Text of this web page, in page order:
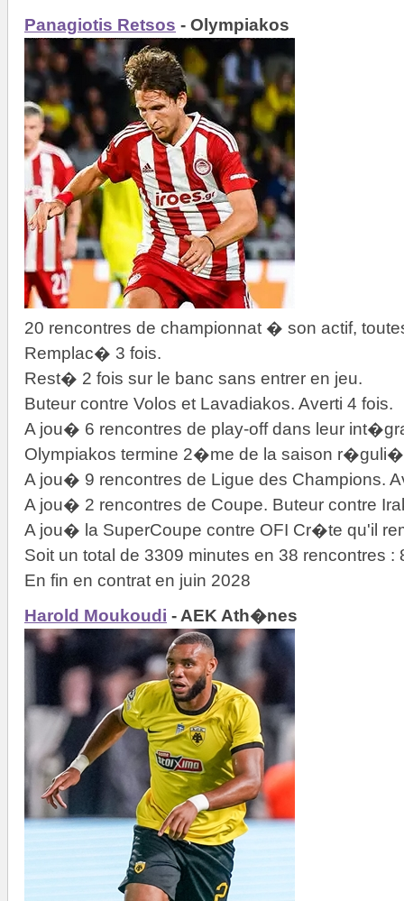
Panagiotis Retsos - Olympiakos
20 rencontres de championnat � son actif,
Remplac� 3 fois.
Rest� 2 fois sur le banc sans entrer en jeu.
Buteur contre Volos et Lavadiakos. Averti 4 fois.
A jou� 6 rencontres de play-off dans leur
Olympiakos termine 2�me de la saison
A jou� 9 rencontres de Ligue des Champions.
A jou� 2 rencontres de Coupe. Buteur contre
A jou� la SuperCoupe contre OFI Cr�te qu'il
Soit un total de 3309 minutes en 38 rencontres :
En fin en contrat en juin 2028
Harold Moukoudi - AEK Ath�nes